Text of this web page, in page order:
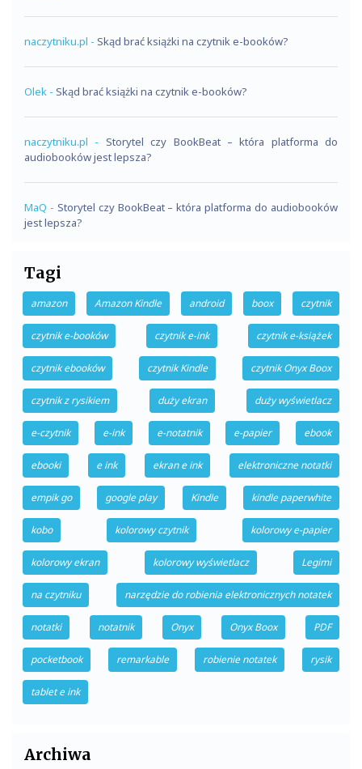
naczytniku.pl - Skąd brać książki na czytnik e-booków?
Olek - Skąd brać książki na czytnik e-booków?
naczytniku.pl - Storytel czy BookBeat – która platforma do
audiobooków jest lepsza?
MaQ - Storytel czy BookBeat – która platforma do audiobooków
jest lepsza?
Tagi
amazon Amazon Kindle android boox czytnik
czytnik e-booków czytnik e-ink czytnik e-książek
czytnik ebooków czytnik Kindle czytnik Onyx Boox
czytnik z rysikiem duży ekran duży wyświetlacz
e-czytnik e-ink e-notatnik e-papier ebook
ebooki e ink ekran e ink elektroniczne notatki
empik go google play Kindle kindle paperwhite
kobo kolorowy czytnik kolorowy e-papier
kolorowy ekran kolorowy wyświetlacz Legimi
na czytniku narzędzie do robienia elektronicznych notatek
notatki notatnik Onyx Onyx Boox PDF
pocketbook remarkable robienie notatek rysik
tablet e ink
Archiwa